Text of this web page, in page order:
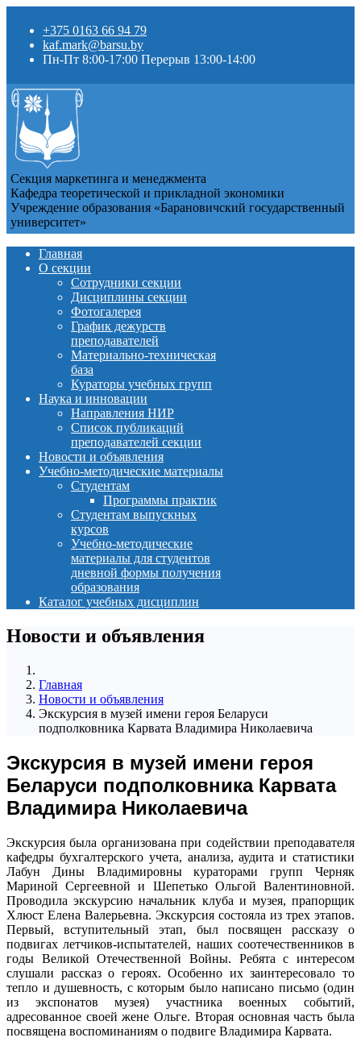
+375 0163 66 94 79
kaf.mark@barsu.by
Пн-Пт 8:00-17:00 Перерыв 13:00-14:00
Секция маркетинга и менеджмента
Кафедра теоретической и прикладной экономики
Учреждение образования «Барановичский государственный
университет»
Главная
О секции
Сотрудники секции
Дисциплины секции
Фотогалерея
График дежурств
преподавателей
Материально-техническая
база
Кураторы учебных групп
Наука и инновации
Направления НИР
Список публикаций
преподавателей секции
Новости и объявления
Учебно-методические материалы
Студентам
Программы практик
Студентам выпускных
курсов
Учебно-методические
материалы для студентов
дневной формы получения
образования
Каталог учебных дисциплин
Новости и объявления
Главная
Новости и объявления
Экскурсия в музей имени героя Беларуси
подполковника Карвата Владимира Николаевича
Экскурсия в музей имени героя
Беларуси подполковника Карвата
Владимира Николаевича
Экскурсия была организована при содействии преподавателя
кафедры бухгалтерского учета, анализа, аудита и статистики
Лабун Дины Владимировны кураторами групп Черняк
Мариной Сергеевной и Шепетько Ольгой Валентиновной.
Проводила экскурсию начальник клуба и музея, прапорщик
Хлюст Елена Валерьевна. Экскурсия состояла из трех этапов.
Первый, вступительный этап, был посвящен рассказу о
подвигах летчиков-испытателей, наших соотечественников в
годы Великой Отечественной Войны. Ребята с интересом
слушали рассказ о героях. Особенно их заинтересовало то
тепло и душевность, с которым было написано письмо (один
из экспонатов музея) участника военных событий,
адресованное своей жене Ольге. Вторая основная часть была
посвящена воспоминаниям о подвиге Владимира Карвата.